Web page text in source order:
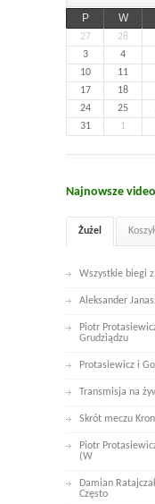
P W
27 28
3
4
10
11
17
18
24
25
31
1
Najnowsze video
Żużel
Wszystkie biegi
Aleksander
Piotr
Grudziądzu
Protasiewicz i
Transmisja na
Skrót meczu
Piotr
(W
Damian
Często